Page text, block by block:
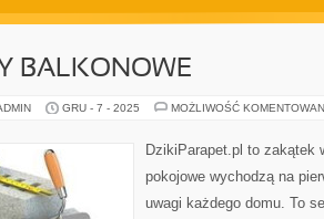
BALKONOWE
GRU - 7 - 2025 MOŻLIWOŚĆ
DzikiParapet.pl to zakątek
pokojowe wychodzą na
uwagi każdego domu. To